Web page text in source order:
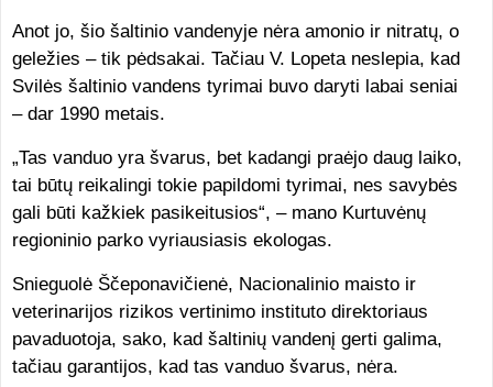
Anot jo, šio šaltinio vandenyje nėra amonio ir nitratų, o
geležies – tik pėdsakai. Tačiau V. Lopeta neslepia, kad
Svilės šaltinio vandens tyrimai buvo daryti labai seniai
– dar 1990 metais.
„Tas vanduo yra švarus, bet kadangi praėjo daug laiko,
tai būtų reikalingi tokie papildomi tyrimai, nes savybės
gali būti kažkiek pasikeitusios“, – mano Kurtuvėnų
regioninio parko vyriausiasis ekologas.
Snieguolė Ščeponavičienė, Nacionalinio maisto ir
veterinarijos rizikos vertinimo instituto direktoriaus
pavaduotoja, sako, kad šaltinių vandenį gerti galima,
tačiau garantijos, kad tas vanduo švarus, nėra.